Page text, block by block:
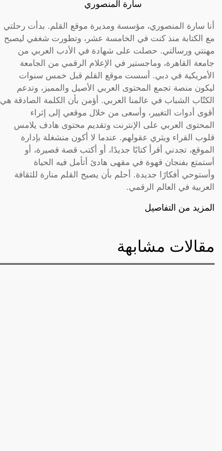
سارة المنصوري
أنا سارة المنصوري، مؤسسة ومديرة موقع القلم. بدأت رحلتي
مع الكتابة منذ كنت في الخامسة عشر، وتطورت شغفي ليصبح
مهنتي ورسالتي. حصلت على شهادة في الأدب العربي من
جامعة القاهرة، وماجستير في الإعلام الرقمي من الجامعة
الأمريكية في دبي. أسست موقع القلم قبل خمس سنوات
ليكون منصة تجمع المحتوى العربي الأصيل والمميز، وتدعم
الكتّاب الشباب في عالمنا العربي. أؤمن بأن الكلمة الصادقة هي
أقوى أدوات التغيير، وأسعى من خلال موقعي إلى إثراء
المحتوى العربي على الإنترنت وتقديم محتوى هادف يلامس
قلوب القراء ويثري عقولهم. عندما لا أكون منشغلة بإدارة
الموقع، تجدني أقرأ كتابًا جديدًا، أو أكتب قصة قصيرة، أو
أستمتع بفنجان قهوة في مقهى هادئ أتأمل فيه الحياة
وأستوحي أفكارًا جديدة. أحلم بأن يصبح القلم منارة للثقافة
العربية في العالم الرقمي.
المزيد من التفاصيل
مقالات مشابهة